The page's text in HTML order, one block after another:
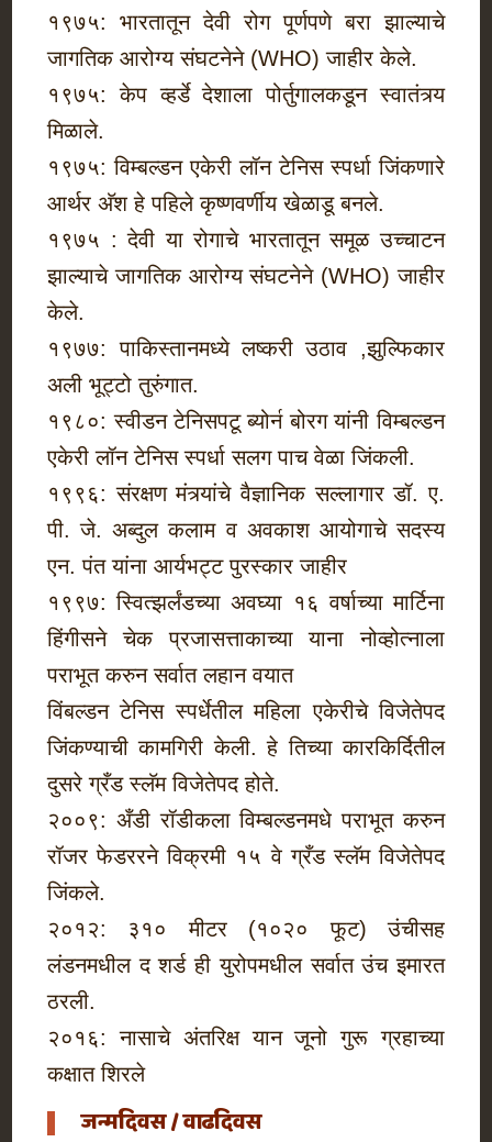
१९७५: भारतातून देवी रोग पूर्णपणे बरा झाल्याचे
जागतिक आरोग्य संघटनेने (WHO) जाहीर केले.
१९७५: केप व्हर्डे देशाला पोर्तुगालकडून स्वातंत्र्य
मिळाले.
१९७५: विम्बल्डन एकेरी लॉन टेनिस स्पर्धा जिंकणारे
आर्थर अ‍ॅश हे पहिले कृष्णवर्णीय खेळाडू बनले.
१९७५ : देवी या रोगाचे भारतातून समूळ उच्‍चाटन
झाल्याचे जागतिक आरोग्य संघटनेने (WHO) जाहीर
केले.
१९७७: पाकिस्तानमध्ये लष्करी उठाव ,झुल्फिकार
अली भूट्टो तुरुंगात.
१९८०: स्वीडन टेनिसपटू ब्योर्न बोरग यांनी विम्बल्डन
एकेरी लॉन टेनिस स्पर्धा सलग पाच वेळा जिंकली.
१९९६: संरक्षण मंत्र्यांचे वैज्ञानिक सल्लागार डॉ. ए.
पी. जे. अब्दुल कलाम व अवकाश आयोगाचे सदस्य
एन. पंत यांना आर्यभट्ट पुरस्कार जाहीर
१९९७: स्वित्झर्लंडच्या अवघ्या १६ वर्षाच्या मार्टिना
हिंगीसने चेक प्रजासत्ताकाच्या याना नोव्होत्‍नाला
पराभूत करुन सर्वात लहान वयात
विंबल्डन टेनिस स्पर्धेतील महिला एकेरीचे विजेतेपद
जिंकण्याची कामगिरी केली. हे तिच्या कारकिर्दितील
दुसरे ग्रँड स्लॅम विजेतेपद होते.
२००९: अँडी रॉडीकला विम्बल्डनमधे पराभूत करुन
रॉजर फेडररने विक्रमी १५ वे ग्रँड स्लॅम विजेतेपद
जिंकले.
२०१२: ३१० मीटर (१०२० फूट) उंचीसह
लंडनमधील द शर्ड ही युरोपमधील सर्वात उंच इमारत
ठरली.
२०१६: नासाचे अंतरिक्ष यान जूनो गुरू ग्रहाच्या
कक्षात शिरले
जन्मदिवस / वाढदिवस